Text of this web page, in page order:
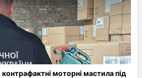
моторні мастила під